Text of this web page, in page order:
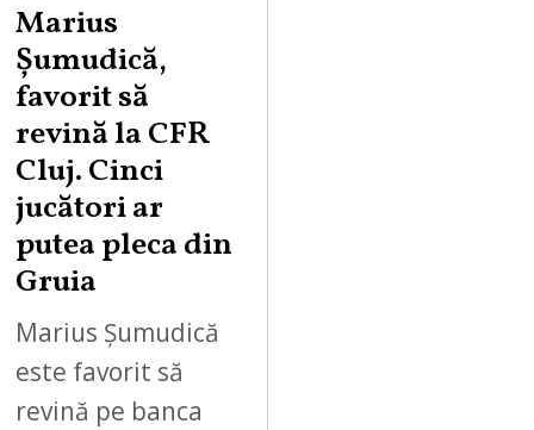
Marius
Șumudică,
favorit să
revină la CFR
Cluj. Cinci
jucători ar
putea pleca din
Gruia
Marius Șumudică
este favorit să
revină pe banca